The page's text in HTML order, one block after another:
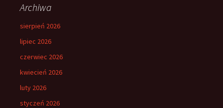
Archiwa
sierpień 2026
lipiec 2026
czerwiec 2026
kwiecień 2026
luty 2026
styczeń 2026